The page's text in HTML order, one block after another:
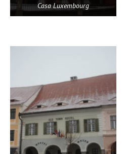
Casa Luxembourg